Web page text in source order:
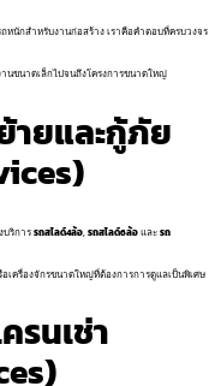
หนักสำหรับงานก่อสร้าง เราคือคำตอบที่ครบวงจร
นขนาดเล็กไปจนถึงโครงการขนาดใหญ่
ายและกู้ภัย
บริการรถสไลด์4ล้อ,รถสไลด์6ล้อและรถ
เครื่องจักรขนาดใหญ่ที่ต้องการการดูแลเป็นพิเศษ
รนเช่า